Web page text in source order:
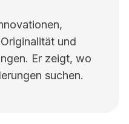
und
Er zeigt, wo
suchen.